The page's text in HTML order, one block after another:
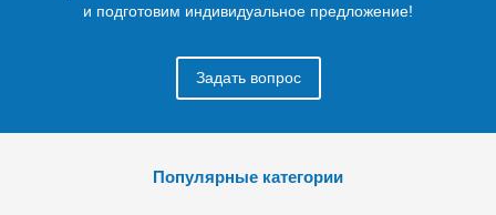
и подготовим индивидуальное предложение!
Задать вопрос
Популярные категории